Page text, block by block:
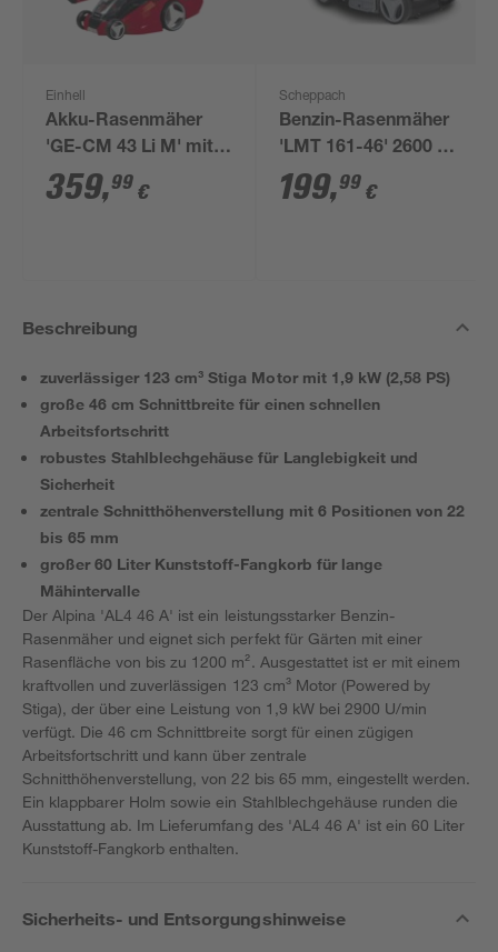
Einhell
Akku-Rasenmäher
'GE-CM 43 Li M' mit 2
x Akkus, Gras- und
Strauchschere, 6-
359,99 €
Scheppach
Benzin-Rasenmäher
'LMT 161-46' 2600 W
1000 m² mit
Radantrieb
199,99 €
Beschreibung
zuverlässiger 123 cm³ Stiga Motor mit 1,9 kW (2,58 PS)
große 46 cm Schnittbreite für einen schnellen
Arbeitsfortschritt
robustes Stahlblechgehäuse für Langlebigkeit und
Sicherheit
zentrale Schnitthöhenverstellung mit 6 Positionen von 22
bis 65 mm
großer 60 Liter Kunststoff-Fangkorb für lange
Mähintervalle
Der Alpina 'AL4 46 A' ist ein leistungsstarker Benzin-
Rasenmäher und eignet sich perfekt für Gärten mit einer
Rasenfläche von bis zu 1200 m². Ausgestattet ist er mit einem
kraftvollen und zuverlässigen 123 cm³ Motor (Powered by
Stiga), der über eine Leistung von 1,9 kW bei 2900 U/min
verfügt. Die 46 cm Schnittbreite sorgt für einen zügigen
Arbeitsfortschritt und kann über zentrale
Schnitthöhenverstellung, von 22 bis 65 mm, eingestellt werden.
Ein klappbarer Holm sowie ein Stahlblechgehäuse runden die
Ausstattung ab. Im Lieferumfang des 'AL4 46 A' ist ein 60 Liter
Kunststoff-Fangkorb enthalten.
Sicherheits- und Entsorgungshinweise